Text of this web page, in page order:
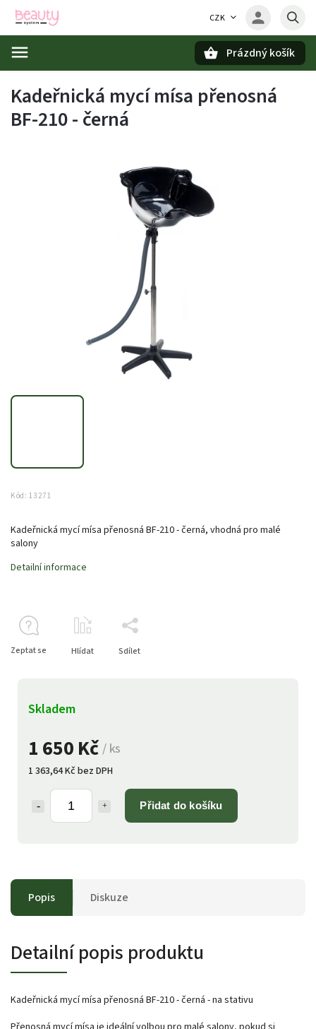
CZK
Prázdný košík
Kadeřnická mycí mísa přenosná
BF-210 - černá
Kód: 13271
1 650 Kč/ ks
1 363,64 Kč bez DPH
Přidat do košíku
Skladem
Kadeřnická mycí mísa přenosná BF-210 - černá, vhodná pro malé
salony
Detailní informace
Zeptat se Hlídat Sdílet
Popis Diskuze
Detailní popis produktu
Kadeřnická mycí mísa přenosná BF-210 - černá - na stativu